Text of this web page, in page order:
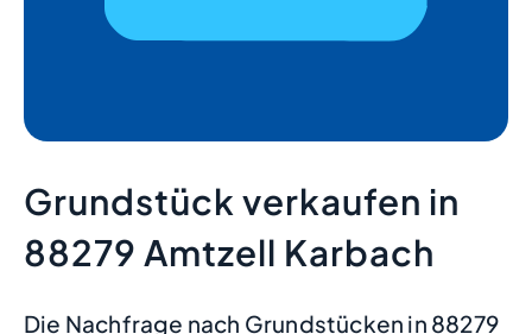
Grundstück verkaufen in
88279 Amtzell Karbach
Die Nachfrage nach Grundstücken in 88279